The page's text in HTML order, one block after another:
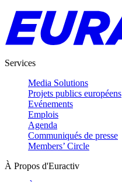
Services
Media Solutions
Projets publics européens
Evénements
Emplois
Agenda
Communiqués de presse
Members’ Circle
À Propos d'Euractiv